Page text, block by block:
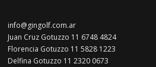
info@gingolf.com.ar
Juan Cruz Gotuzzo 11 6748 4824
Florencia Gotuzzo 11 5828 1223
Delfina Gotuzzo 11 2320 0673